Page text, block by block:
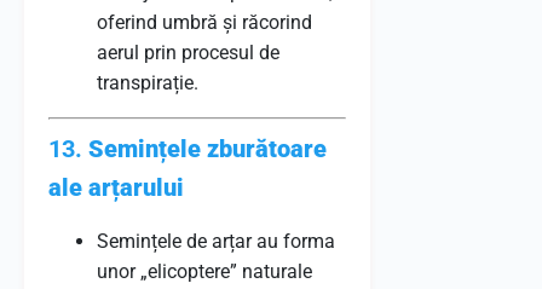
oferind umbră și răcorind
aerul prin procesul de
transpirație.
13. Semințele zburătoare
ale arțarului
Semințele de arțar au forma
unor „elicoptere” naturale